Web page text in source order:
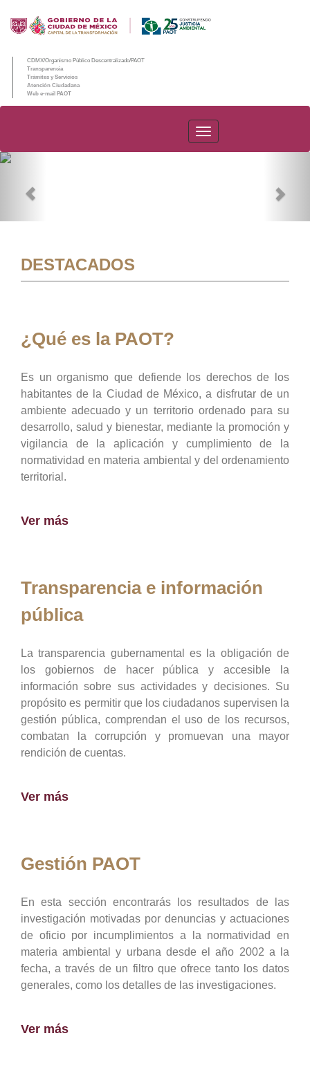
CDMX/Organismo Público Descentralizado/PAOT
Transparencia
Trámites y Servicios
Atención Ciudadana
Web e-mail PAOT
PAOT
DESTACADOS
¿Qué es la PAOT?
Es un organismo que defiende los derechos de los
habitantes de la Ciudad de México, a disfrutar de un
ambiente adecuado y un territorio ordenado para su
desarrollo, salud y bienestar, mediante la promoción y
vigilancia de la aplicación y cumplimiento de la
normatividad en materia ambiental y del ordenamiento
territorial.
Ver más
Transparencia e información
pública
La transparencia gubernamental es la obligación de
los gobiernos de hacer pública y accesible la
información sobre sus actividades y decisiones. Su
propósito es permitir que los ciudadanos supervisen la
gestión pública, comprendan el uso de los recursos,
combatan la corrupción y promuevan una mayor
rendición de cuentas.
Ver más
Gestión PAOT
En esta sección encontrarás los resultados de las
investigación motivadas por denuncias y actuaciones
de oficio por incumplimientos a la normatividad en
materia ambiental y urbana desde el año 2002 a la
fecha, a través de un filtro que ofrece tanto los datos
generales, como los detalles de las investigaciones.
Ver más